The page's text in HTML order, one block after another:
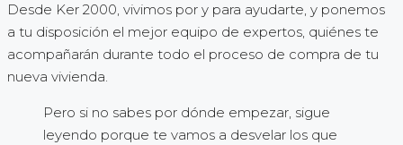
Desde Ker 2000, vivimos por y para ayudarte, y ponemos
a tu disposición el mejor equipo de expertos, quiénes te
acompañarán durante todo el proceso de compra de tu
nueva vivienda.
Pero si no sabes por dónde empezar, sigue
leyendo porque te vamos a desvelar los que